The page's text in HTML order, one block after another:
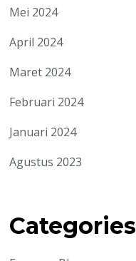
Mei 2024
April 2024
Maret 2024
Februari 2024
Januari 2024
Agustus 2023
Categories